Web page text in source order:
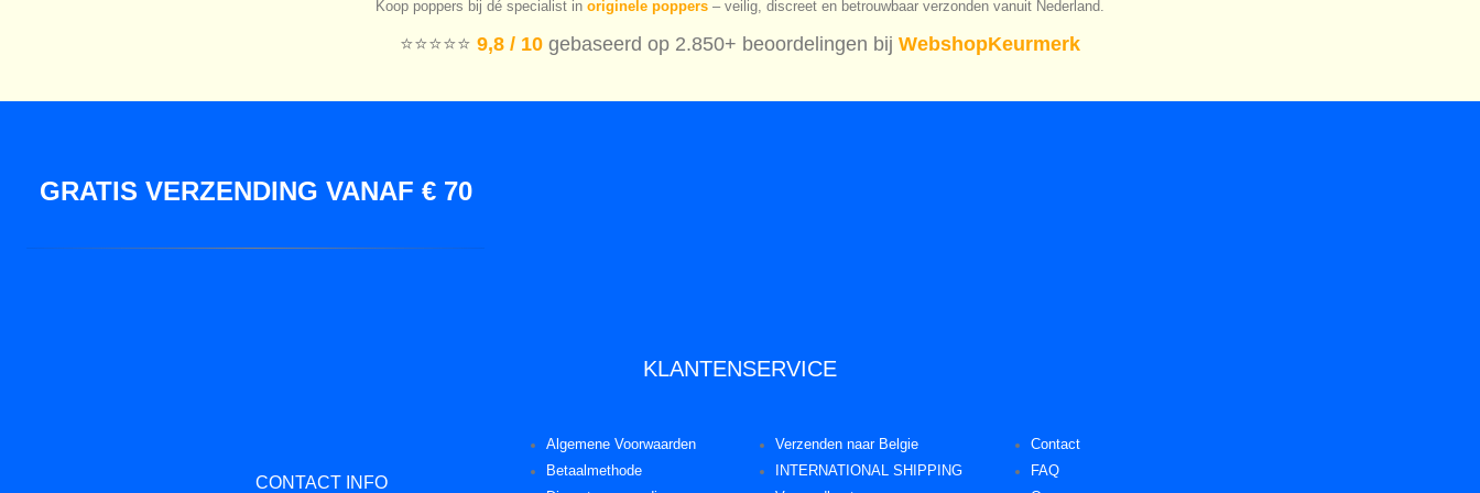
Koop poppers bij dé specialist in originele poppers – veilig, discreet en betrouwbaar verzonden vanuit Nederland.
⭐️⭐️⭐️⭐️⭐️ 9,8 / 10 gebaseerd op 2.850+ beoordelingen bij WebshopKeurmerk
GRATIS VERZENDING VANAF € 70
KLANTENSERVICE
CONTACT INFO
Algemene Voorwaarden
Betaalmethode
Verzenden naar Belgie
INTERNATIONAL SHIPPING
Contact
FAQ